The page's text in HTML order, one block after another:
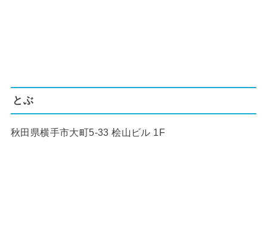
とぶ
秋田県横手市大町5-33 桧山ビル 1F